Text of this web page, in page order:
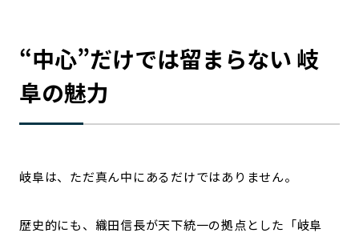
“中心”だけでは留まらない 岐
阜の魅力
岐阜は、ただ真ん中にあるだけではありません。
歴史的にも、織田信長が天下統一の拠点とした「岐阜